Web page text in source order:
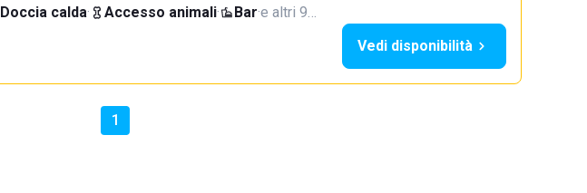
Doccia calda· Accesso animali· Bar·e altri 9…
Vedi disponibilità
1